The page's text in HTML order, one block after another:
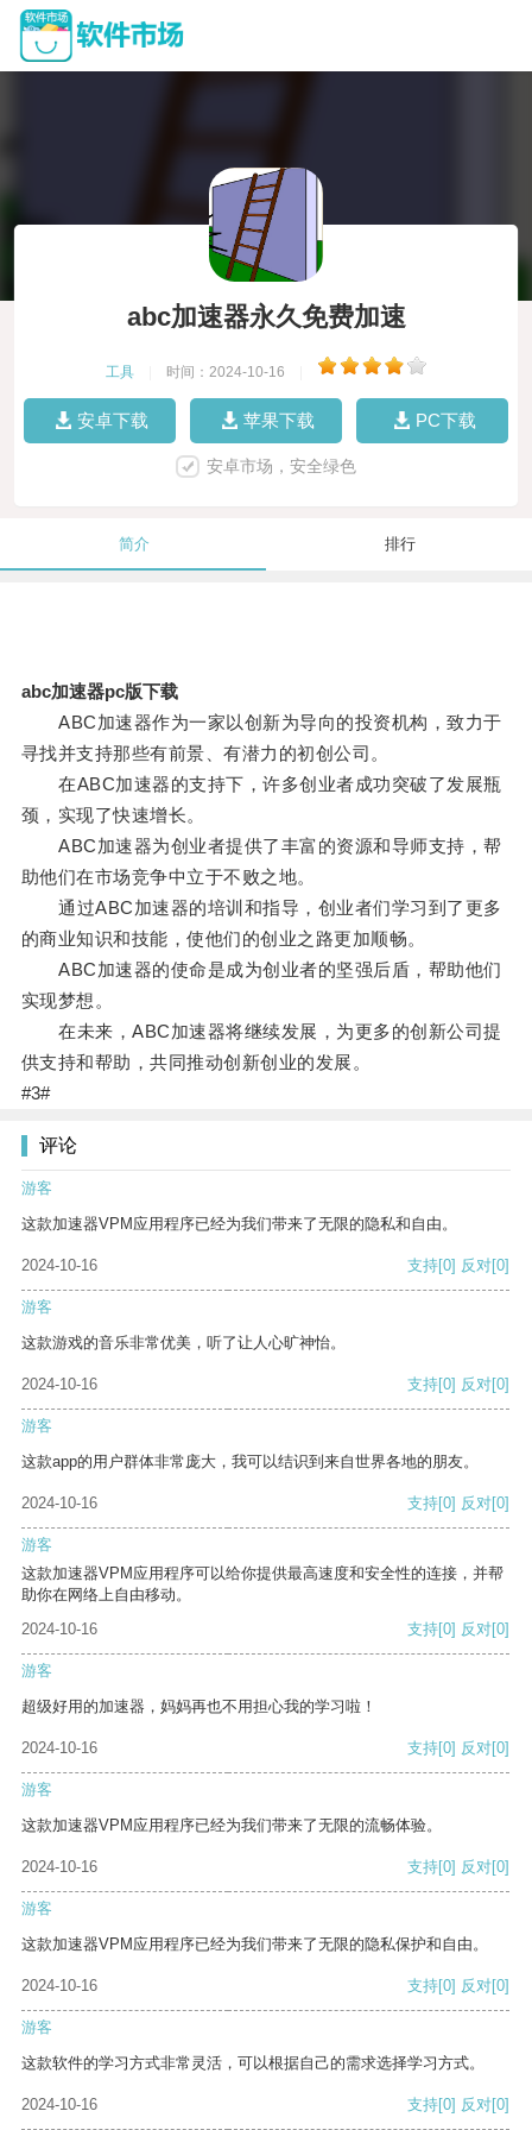
abc加速器永久免费加速
工具 时间：2024-10-16
安卓下载 苹果下载 PC下载
安卓市场，安全绿色
简介 排行
abc加速器pc版下载
ABC加速器作为一家以创新为导向的投资机构，致力于
寻找并支持那些有前景、有潜力的初创公司。
在ABC加速器的支持下，许多创业者成功突破了发展瓶
颈，实现了快速增长。
ABC加速器为创业者提供了丰富的资源和导师支持，帮
助他们在市场竞争中立于不败之地。
通过ABC加速器的培训和指导，创业者们学习到了更多
的商业知识和技能，使他们的创业之路更加顺畅。
ABC加速器的使命是成为创业者的坚强后盾，帮助他们
实现梦想。
在未来，ABC加速器将继续发展，为更多的创新公司提
供支持和帮助，共同推动创新创业的发展。
#3#
评论
游客
这款加速器VPM应用程序已经为我们带来了无限的隐私和自由。
2024-10-16 支持[0] 反对[0]
游客
这款游戏的音乐非常优美，听了让人心旷神怡。
2024-10-16 支持[0] 反对[0]
游客
这款app的用户群体非常庞大，我可以结识到来自世界各地的朋友。
2024-10-16 支持[0] 反对[0]
游客
这款加速器VPM应用程序可以给你提供最高速度和安全性的连接，并帮
助你在网络上自由移动。
2024-10-16
支持[0] 反对[0]
游客
超级好用的加速器，妈妈再也不用担心我的学习啦！
2024-10-16 支持[0] 反对[0]
游客
这款加速器VPM应用程序已经为我们带来了无限的流畅体验。
2024-10-16 支持[0] 反对[0]
游客
这款加速器VPM应用程序已经为我们带来了无限的隐私保护和自由。
2024-10-16 支持[0] 反对[0]
游客
这款软件的学习方式非常灵活，可以根据自己的需求选择学习方式。
2024-10-16 支持[0] 反对[0]